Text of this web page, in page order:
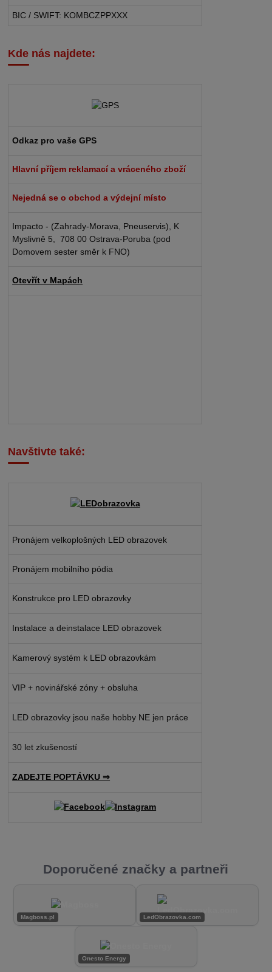
BIC / SWIFT: KOMBCZPPXXX
Kde nás najdete:
Odkaz pro vaše GPS
Hlavní příjem reklamací a vráceného zboží
Nejedná se o obchod a výdejní místo
Impacto - (Zahrady-Morava, Pneuservis), K
Myslivně 5, 708 00 Ostrava-Poruba (pod
Domovem sester směr k FNO)
Otevřít v Mapách
Navštivte také:
Pronájem velkoplošných LED obrazovek
Pronájem mobilního pódia
Konstrukce pro LED obrazovky
Instalace a deinstalace LED obrazovek
Kamerový systém k LED obrazovkám
VIP + novinářské zóny + obsluha
LED obrazovky jsou naše hobby NE jen práce
30 let zkušeností
ZADEJTE POPTÁVKU ⇒
Doporučené značky a partneři
Magboss.pl LedObrazovka.com
Onesto Energy